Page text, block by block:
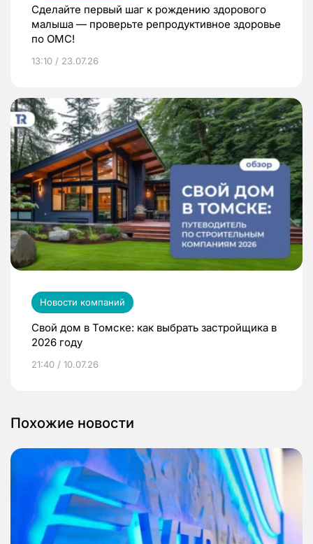
Сделайте первый шаг к рождению здорового
малыша — проверьте репродуктивное здоровье
по ОМС!
13:10 / 23.07.26
Новости компаний
Свой дом в Томске: как выбрать застройщика в
2026 году
21:40 / 10.07.26
Похожие новости